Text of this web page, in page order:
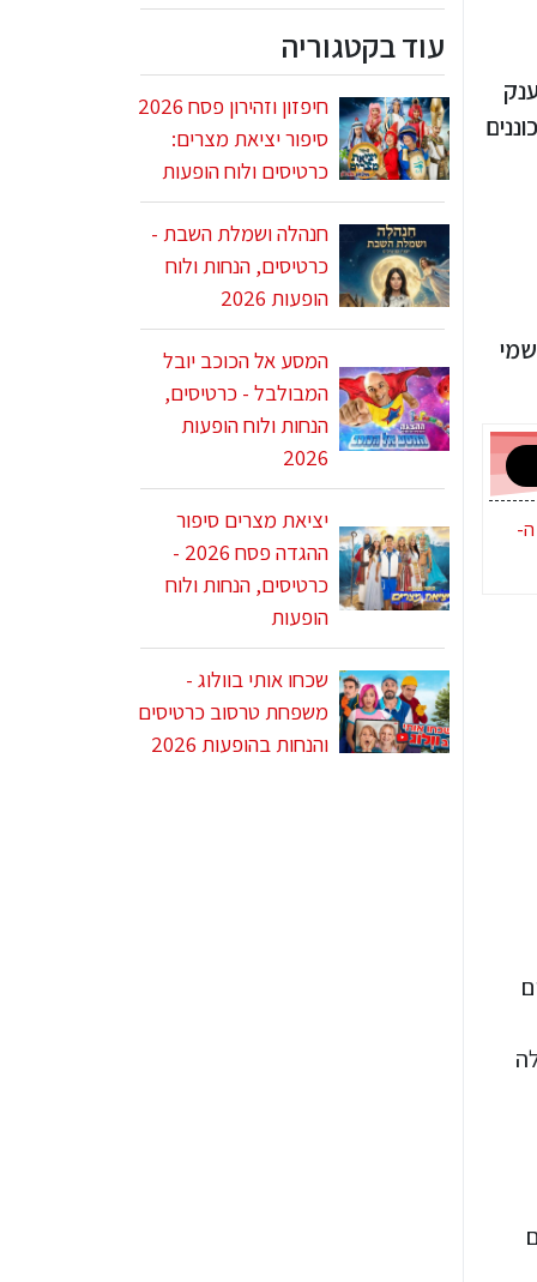
עוד בקטגוריה
חיפזון וזהירון פסח 2026
סיפור יציאת מצרים:
כרטיסים ולוח הופעות
חנהלה ושמלת השבת -
כרטיסים, הנחות ולוח
הופעות 2026
המסע אל הכוכב יובל
המבולבל - כרטיסים,
הנחות ולוח הופעות
2026
יציאת מצרים סיפור
ההגדה פסח 2026 -
כרטיסים, הנחות ולוח
הופעות
שכחו אותי בוולוג -
משפחת טרסוב כרטיסים
והנחות בהופעות 2026